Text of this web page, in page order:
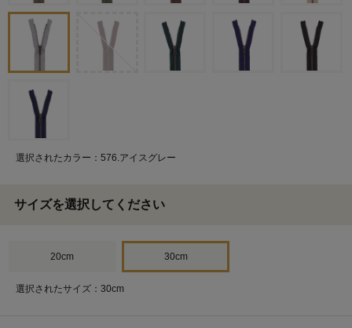
選択されたカラー：576.アイスグレー
サイズを選択してください
20cm 30cm
選択されたサイズ：30cm